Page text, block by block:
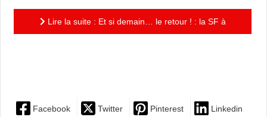
Lire la suite : Et si demain… le retour ! : la SF à
Facebook Twitter Pinterest Linkedin